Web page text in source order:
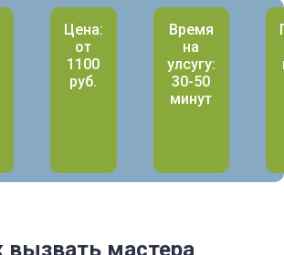
Цена:
от
1100
руб.
Время
на
улсугу:
30-50
минут
вызвать мастера